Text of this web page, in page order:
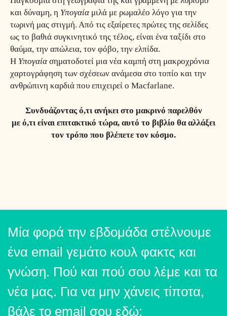
και δύναμη, η Υπογαία μιλά με ρωμαλέο λόγο για την
τωρινή μας στιγμή. Από τις εξαίρετες πρώτες της σελίδες
ως το βαθιά συγκινητικό της τέλος, είναι ένα ταξίδι στο
θαύμα, την απώλεια, τον φόβο, την ελπίδα.
Η Υπογαία σηματοδοτεί μια νέα καμπή στη μακροχρόνια
χαρτογράφηση των σχέσεων ανάμεσα στο τοπίο και την
ανθρώπινη καρδιά που επιχειρεί ο Macfarlane.
Συνδυάζοντας ό,τι ανήκει στο μακρινό παρελθόν
με ό,τι είναι επιτακτικό τώρα, αυτό το βιβλίο θα αλλάξει
τον τρόπο που βλέπετε τον κόσμο.
Μία φορά την εβδομάδα στέλνουμε
ένα email γεμάτο κουλ φακτς και
γνώση. Πού και πού σου λέμε και τα
νέα μας. Για να μην χάνεις τίποτα,
βάλε το email σου εδώ: